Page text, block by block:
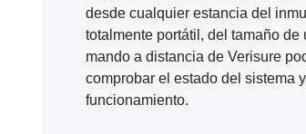
desde cualquier estancia del
totalmente portátil, del tamaño
mando a distancia de Verisure
comprobar el estado del sistema
funcionamiento.